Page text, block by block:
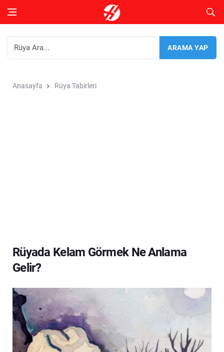
Anasayfa Rüya Tabirleri
Rüyada Kelam Görmek Ne Anlama
Gelir?